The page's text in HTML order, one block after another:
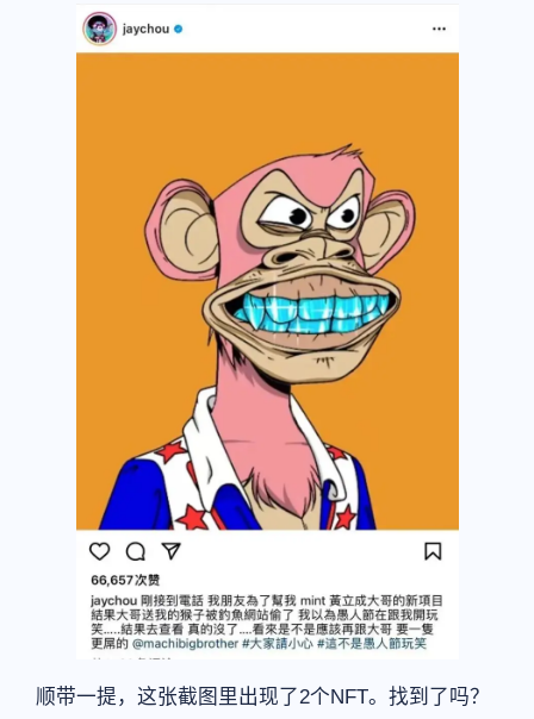
顺带一提，这张截图里出现了2个NFT。找到了吗？